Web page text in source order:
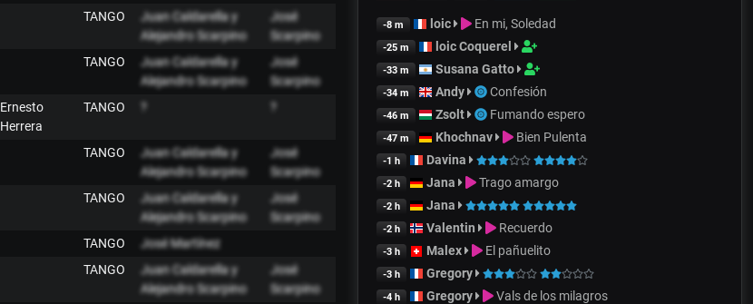
TANGO
Juan Caldarella y
Alejandro Scarpino
José
Scarpino
TANGO
Juan Caldarella y
Alejandro Scarpino
José
Scarpino
Ernesto
Herrera
TANGO ? ?
TANGO
Juan Caldarella y
Alejandro Scarpino
José
Scarpino
TANGO
Juan Caldarella y
Alejandro Scarpino
José
Scarpino
TANGO
José Martínez
TANGO
Juan Caldarella y
Alejandro Scarpino
José
Scarpino
-8 m loic En mi, Soledad
-25 m loic Coquerel
-33 m Susana Gatto
-34 m Andy Confesión
-46 m Zsolt Fumando espero
-47 m Khochnav Bien Pulenta
-1 h Davina
-2 h Jana Trago amargo
-2 h Jana
-2 h Valentin Recuerdo
-3 h Malex El pañuelito
-3 h Gregory
-4 h Gregory Vals de los milagros